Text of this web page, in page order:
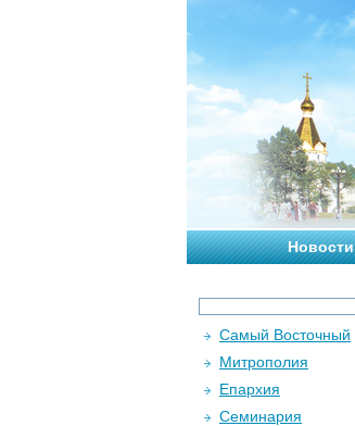
Новости
Самый Восточный
Митрополия
Епархия
Семинария